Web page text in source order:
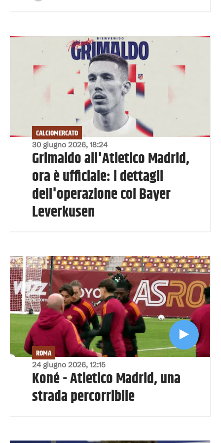
30 giugno 2026, 18:24
CALCIOMERCATO
Grimaldo all'Atletico Madrid,
ora è ufficiale: i dettagli
dell'operazione col Bayer
Leverkusen
24 giugno 2026, 12:15
ROMA
Koné - Atletico Madrid, una
strada percorribile